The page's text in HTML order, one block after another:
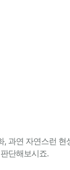
, 과연 자연스런 현
단해보시죠.